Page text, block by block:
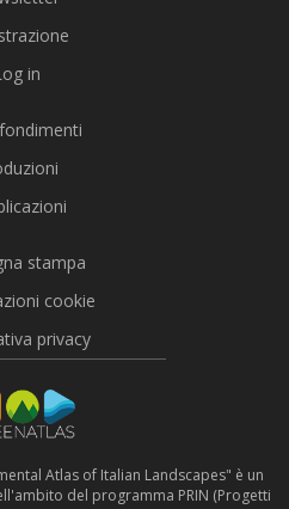
in
stampa
cookie
privacy
Atlas of Italian Landscapes" è un
del programma PRIN (Progetti